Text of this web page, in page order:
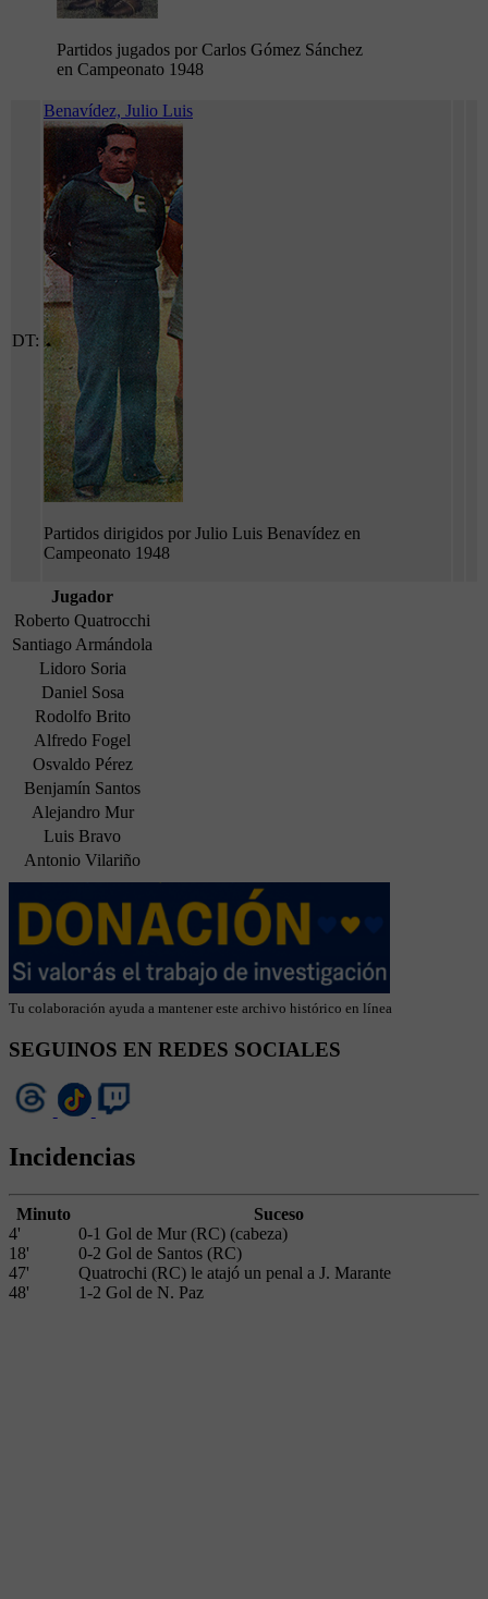
Partidos jugados por Carlos Gómez Sánchez
en Campeonato 1948
DT:
Benavídez, Julio Luis
Partidos dirigidos por Julio Luis Benavídez en
Campeonato 1948
Jugador
Roberto Quatrocchi
Santiago Armándola
Lidoro Soria
Daniel Sosa
Rodolfo Brito
Alfredo Fogel
Osvaldo Pérez
Benjamín Santos
Alejandro Mur
Luis Bravo
Antonio Vilariño
Tu colaboración ayuda a mantener este archivo histórico en línea
SEGUINOS EN REDES SOCIALES
Incidencias
Minuto
Suceso
4'
0-1 Gol de Mur (RC) (cabeza)
18'
0-2 Gol de Santos (RC)
47'
Quatrochi (RC) le atajó un penal a J. Marante
48'
1-2 Gol de N. Paz